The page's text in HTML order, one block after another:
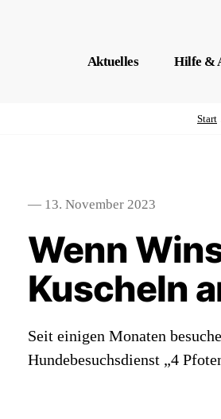
Aktuelles Hilfe &
Start
— 13. November 2023
Wenn
Kuscheln
Seit einigen Monaten
Hundebesuchsdienst „4